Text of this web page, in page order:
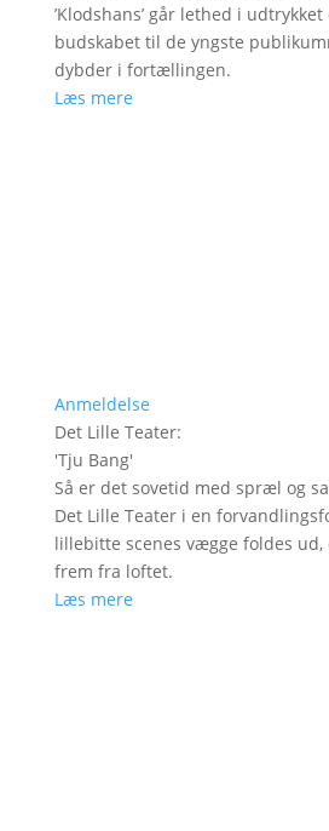
’Klodshans’ går lethed i
budskabet til de yngste
dybder i fortællingen.
Læs mere
Anmeldelse
Det Lille Teater:
'Tju Bang'
Så er det sovetid med spræl og
Det Lille Teater i en
lillebitte scenes vægge foldes
frem fra loftet.
Læs mere